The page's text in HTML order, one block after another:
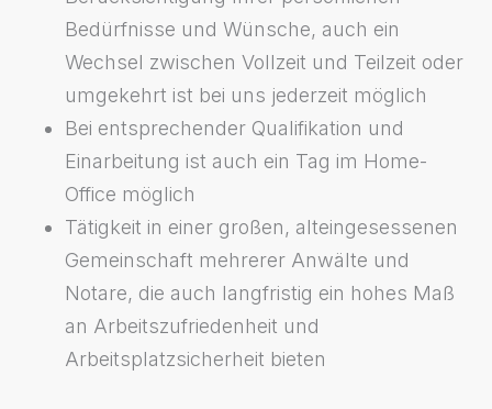
Bedürfnisse und Wünsche, auch ein
Wechsel zwischen Vollzeit und Teilzeit oder
umgekehrt ist bei uns jederzeit möglich
Bei entsprechender Qualifikation und
Einarbeitung ist auch ein Tag im Home-
Office möglich
Tätigkeit in einer großen, alteingesessenen
Gemeinschaft mehrerer Anwälte und
Notare, die auch langfristig ein hohes Maß
an Arbeitszufriedenheit und
Arbeitsplatzsicherheit bieten